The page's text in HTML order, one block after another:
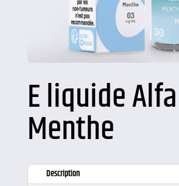
E liquide
Menthe
Description